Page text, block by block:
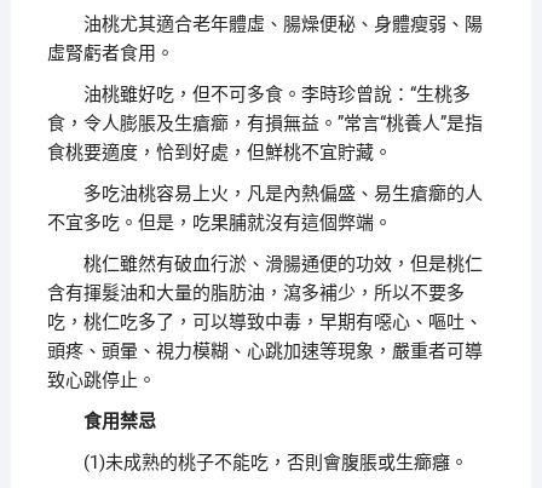
油桃尤其適合老年體虛、腸燥便秘、身體瘦弱、陽
虛腎虧者食用。
油桃雖好吃，但不可多食。李時珍曾說：“生桃多
食，令人膨脹及生瘡癤，有損無益。”常言“桃養人”是指
食桃要適度，恰到好處，但鮮桃不宜貯藏。
多吃油桃容易上火，凡是內熱偏盛、易生瘡癤的人
不宜多吃。但是，吃果脯就沒有這個弊端。
桃仁雖然有破血行淤、滑腸通便的功效，但是桃仁
含有揮髮油和大量的脂肪油，瀉多補少，所以不要多
吃，桃仁吃多了，可以導致中毒，早期有噁心、嘔吐、
頭疼、頭暈、視力模糊、心跳加速等現象，嚴重者可導
致心跳停止。
食用禁忌
(1)未成熟的桃子不能吃，否則會腹脹或生癤癰。